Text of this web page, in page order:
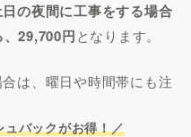
の夜間に工事をする場合
29,700円となります。
は、曜日や時間帯にも注
バックがお得！／